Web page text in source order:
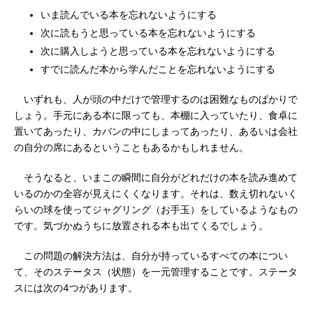
いま読んでいる本を忘れないようにする
次に読もうと思っている本を忘れないようにする
次に購入しようと思っている本を忘れないようにする
すでに読んだ本から学んだことを忘れないようにする
いずれも、人が頭の中だけで管理するのは困難なものばかりで
しょう。手元にある本に限っても、本棚に入っていたり、食卓に
置いてあったり、カバンの中にしまってあったり、あるいは会社
の自分の席にあるということもあるかもしれません。
そうなると、いまこの瞬間に自分がどれだけの本を読み進めて
いるのかの全容が見えにくくなります。それは、数え切れないく
らいの球を使ってジャグリング（お手玉）をしているようなもの
です。気づかぬうちに放置される本も出てくるでしょう。
この問題の解決方法は、自分が持っているすべての本につい
て、そのステータス（状態）を一元管理することです。ステータ
スには次の4つがあります。